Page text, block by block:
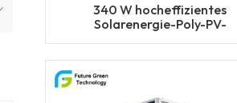
340 W hocheffizientes
Solarenergie-Poly-PV-